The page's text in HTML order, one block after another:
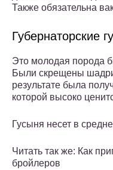
Также обязательна
Губернаторские
Это молодая порода
Были скрещены
результате была
которой высоко
Гусыня несет в
Читать так же: Как
бройлеров